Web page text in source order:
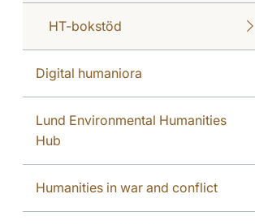
HT-bokstöd
Digital humaniora
Lund Environmental Humanities
Hub
Humanities in war and conflict